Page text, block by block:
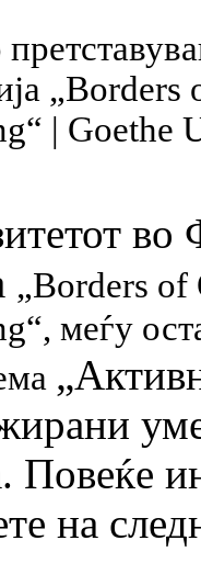
„Borders
| Goethe
во
„Borders of
меѓу
Повеќе
на